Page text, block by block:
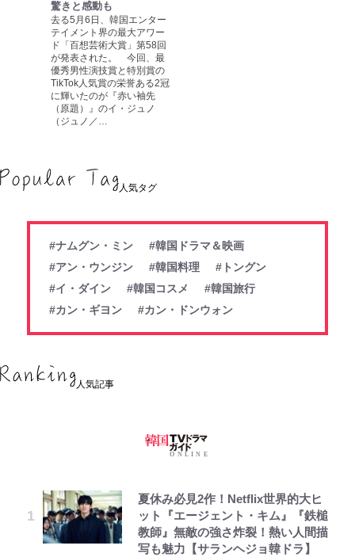
驚きと感動も
去る5月6日、韓国エンター
テイメント界の最大アワー
ド「百想芸術大賞」第58回
が発表された。 今回、最
優秀男性演技賞と特別賞の
TikTok人気賞の栄誉ある2冠
に輝いたのが『赤い袖先
（原題）』のイ・ジュノ
（ジュノ／…
人気タグ
#ナムグン・ミン
#韓国ドラマ＆映画
#アン・ウンジン
#韓国料理
#トングン
#イ・ダイン
#韓国コスメ
#韓国旅行
#カン・ギヨン
#カン・ドンウォン
人気記事
夏休み必見2作！Netflix世界的大ヒ
ット『エージェント・キム』『鉄槌
教師』無敵の強さ炸裂！熱い人間描
写も魅力【サランヘジョ韓ドラ】